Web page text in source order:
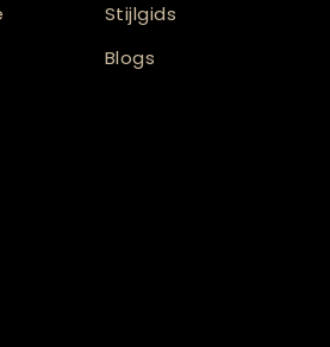
Stijlgids
Blogs